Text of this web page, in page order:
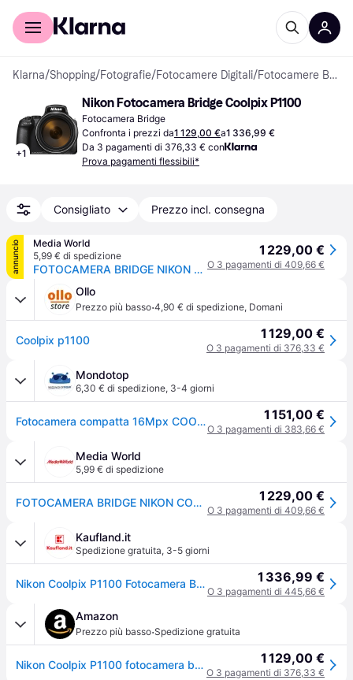
Per il tuo shopping
Klarna/Shopping/Fotografie/Fotocamere Digitali/ Fotocamere Bridge
+1
Nikon Fotocamera Bridge Coolpix P1100
Fotocamera Bridge
Confronta i prezzi da1 129,00 €a1 336,99 €
Da 3 pagamenti di 376,33 € con
Prova pagamenti flessibili*
Consigliato Prezzo incl. consegna
annuncio
Media World
5,99 € di spedizione
FOTOCAMERA BRIDGE NIKON COOLPIX P1100 Zoom ottico 125x, 16,79 megapixel, Black
1 229,00 €
O 3 pagamenti di 409,66 €
Ollo
Prezzo più basso·4,90 € di spedizione, Domani
Coolpix p1100 1 129,00 €
O 3 pagamenti di 376,33 €
Mondotop
6,30 € di spedizione, 3-4 giorni
Fotocamera compatta 16Mpx COOLPIX P1100 Black NCP110 1 151,00 €
O 3 pagamenti di 383,66 €
Media World
5,99 € di spedizione
FOTOCAMERA BRIDGE NIKON COOLPIX P1100 Zoom ottico 125x, 16,79 megapixel, Black 1 229,00 €
O 3 pagamenti di 409,66 €
Kaufland.it
Spedizione gratuita, 3-5 giorni
Nikon Coolpix P1100 Fotocamera Bridge Zoom Ottico 125x 16,79 Megapixel Video 4K Nero 1 336,99 €
O 3 pagamenti di 445,66 €
Amazon
Prezzo più basso·Spedizione gratuita
Nikon Coolpix P1100 fotocamera bridge, compatta, zoom ottico 125x, Nital 1 129,00 €
O 3 pagamenti di 376,33 €